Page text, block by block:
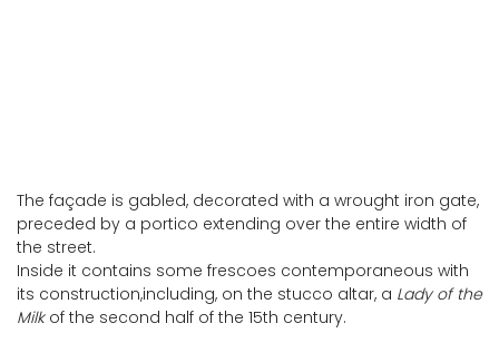
The façade is gabled, decorated with a wrought iron gate,
preceded by a portico extending over the entire width of
the street.
Inside it contains some frescoes contemporaneous with
its construction,including, on the stucco altar, a Lady of the
Milkof the second half of the 15th century.